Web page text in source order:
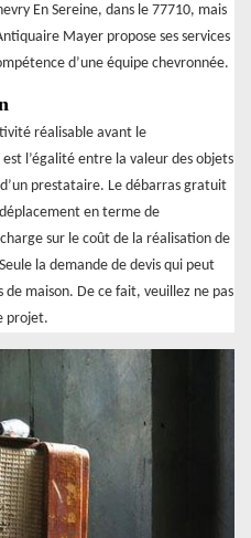
En Sereine, dans le 77710, mais
Mayer propose ses services
d’une équipe chevronnée.
réalisable avant le
l’égalité entre la valeur des objets
prestataire. Le débarras gratuit
en terme de
sur le coût de la réalisation de
la demande de devis qui peut
maison. De ce fait, veuillez ne pas
projet.